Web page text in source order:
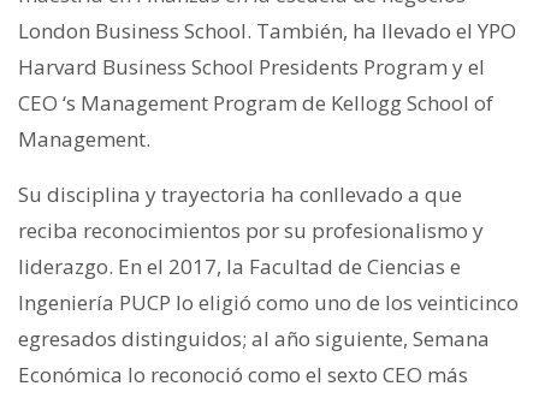
London Business School. También, ha llevado el YPO
Harvard Business School Presidents Program y el
CEO ‘s Management Program de Kellogg School of
Management.
Su disciplina y trayectoria ha conllevado a que
reciba reconocimientos por su profesionalismo y
liderazgo. En el 2017, la Facultad de Ciencias e
Ingeniería PUCP lo eligió como uno de los veinticinco
egresados distinguidos; al año siguiente, Semana
Económica lo reconoció como el sexto CEO más